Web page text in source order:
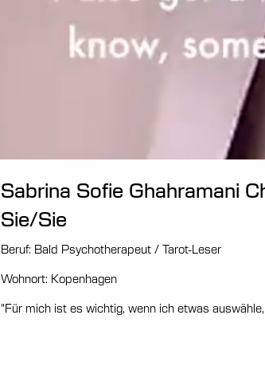
Sabrina Sofie Ghahramani
Sie/Sie
Beruf: Bald Psychotherapeut / Tarot-Leser
Wohnort: Kopenhagen
"Für mich ist es wichtig, wenn ich etwas